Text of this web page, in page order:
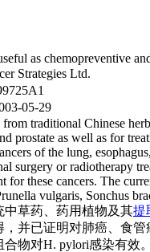
as chemopreventive
Strategies Ltd.
05-29
traditional Chinese
prostate as well as for
of the lung,
surgery or radiotherapy
for these cancers. The
vulgaris, Sonchus
中草药、药用植物及其提
，并已证明对肺癌、食
物对H. pylori感染有效